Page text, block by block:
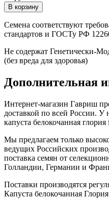
Семена соответствуют
стандартов и ГОСТу РФ
Не содержат Генетически-
(без вреда для здоровья)
Дополнительная
Интернет-магазин Гавриш
доставкой по всей России.
капуста белокочанная
Мы предлагаем только
ведущих Российских
поставка семян от
Голландии, Германии и
Поставки производятся
Капуста белокочанная